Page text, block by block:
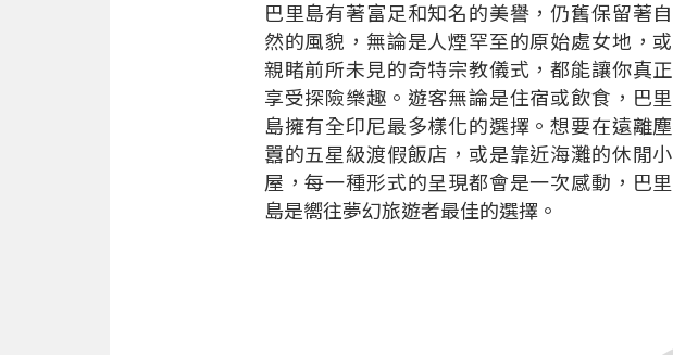
巴里島有著富足和知名的美譽，仍舊保留著自
然的風貌，無論是人煙罕至的原始處女地，或
親睹前所未見的奇特宗教儀式，都能讓你真正
享受探險樂趣。遊客無論是住宿或飲食，巴里
島擁有全印尼最多樣化的選擇。想要在遠離塵
囂的五星級渡假飯店，或是靠近海灘的休閒小
屋，每一種形式的呈現都會是一次感動，巴里
島是嚮往夢幻旅遊者最佳的選擇。